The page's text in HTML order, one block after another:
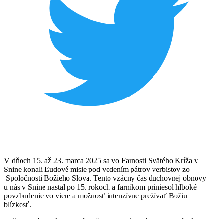
V dňoch 15. až 23. marca 2025 sa vo Farnosti Svätého Kríža v
Snine konali Ľudové misie pod vedením pátrov verbistov zo
Spoločnosti Božieho Slova. Tento vzácny čas duchovnej obnovy
u nás v Snine nastal po 15. rokoch a farníkom priniesol hlboké
povzbudenie vo viere a možnosť intenzívne prežívať Božiu
blízkosť.